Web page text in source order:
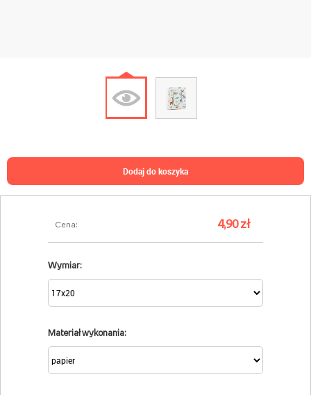
Cena: 4,90 zł
Wymiar:
Materiał wykonania:
dodaj do koszyka